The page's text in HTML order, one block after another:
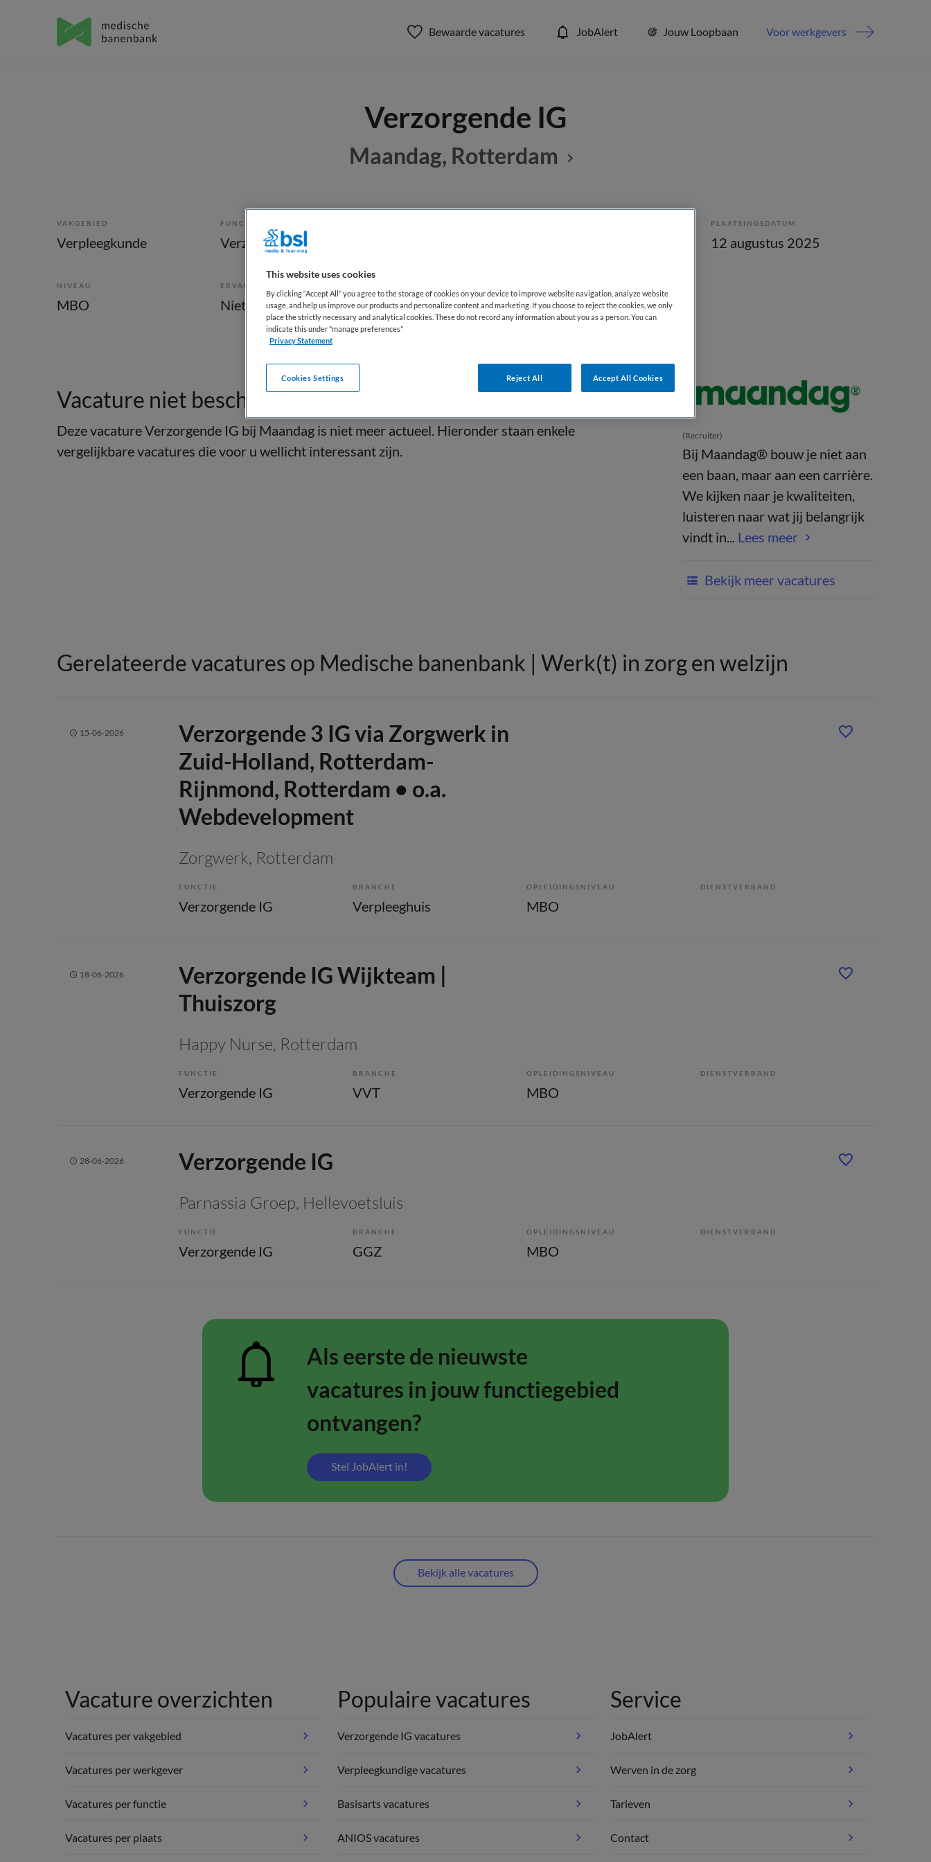
Bewaarde vacatures JobAlert Jouw Loopbaan Voor werkgevers
Verzorgende IG
Maandag, Rotterdam
VAKGEBIED
Verpleegkunde
FUNCTIE
Verzorgende IG
PLAATSINGSDATUM
12 augustus 2025
NIVEAU
MBO
ERVARING
Niet nader bepaald Fulltime
Vacature niet beschikbaar
Deze vacature Verzorgende IG bij Maandag is niet meer actueel. Hieronder staan enkele
vergelijkbare vacatures die voor u wellicht interessant zijn.
(Recruiter)
Bij Maandag® bouw je niet aan
een baan, maar aan een carrière.
We kijken naar je kwaliteiten,
luisteren naar wat jij belangrijk
vindt in... Lees meer
Bekijk meer vacatures
Gerelateerde vacatures op Medische banenbank | Werk(t) in zorg en welzijn
15-06-2026
Verzorgende 3 IG via Zorgwerk in
Zuid-Holland, Rotterdam-
Rijnmond, Rotterdam • o.a.
Webdevelopment
Zorgwerk, Rotterdam
FUNCTIE
Verzorgende IG
BRANCHE
Verpleeghuis
OPLEIDINGSNIVEAU
MBO
DIENSTVERBAND
18-06-2026
Verzorgende IG Wijkteam |
Thuiszorg
Happy Nurse, Rotterdam
FUNCTIE
Verzorgende IG
BRANCHE
VVT
OPLEIDINGSNIVEAU
MBO
DIENSTVERBAND
28-06-2026 Verzorgende IG
Parnassia Groep, Hellevoetsluis
FUNCTIE
Verzorgende IG
BRANCHE
GGZ
OPLEIDINGSNIVEAU
MBO
DIENSTVERBAND
Als eerste de nieuwste
vacatures in jouw functiegebied
ontvangen?
Stel JobAlert in!
Bekijk alle vacatures
Vacature overzichten
Vacatures per vakgebied
Vacatures per werkgever
Vacatures per functie
Vacatures per plaats
Populaire vacatures
Verzorgende IG vacatures
Verpleegkundige vacatures
Basisarts vacatures
ANIOS vacatures
Service
JobAlert
Werven in de zorg
Tarieven
Contact
This website uses cookies
By clicking “Accept All” you agree to the storage of cookies on your device to improve website navigation, analyze website
usage, and help us improve our products and personalize content and marketing. If you choose to reject the cookies, we only
place the strictly necessary and analytical cookies. These do not record any information about you as a person. You can
indicate this under "manage preferences"
Privacy Statement
Reject All Accept All Cookies
Cookies Settings